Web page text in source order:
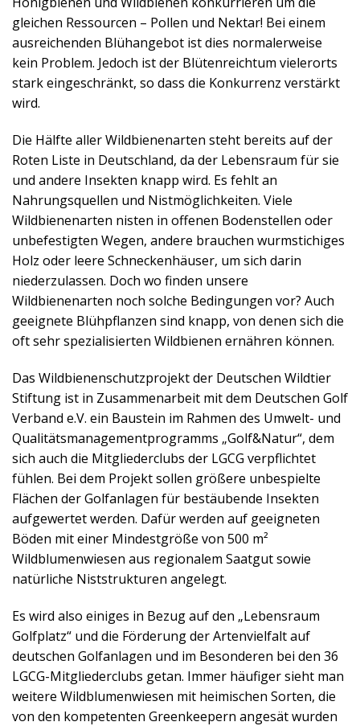
gleichen Ressourcen – Pollen und Nektar! Bei einem
ausreichenden Blühangebot ist dies normalerweise
kein Problem. Jedoch ist der Blütenreichtum vielerorts
stark eingeschränkt, so dass die Konkurrenz verstärkt
wird.
Die Hälfte aller Wildbienenarten steht bereits auf der
Roten Liste in Deutschland, da der Lebensraum für sie
und andere Insekten knapp wird. Es fehlt an
Nahrungsquellen und Nistmöglichkeiten. Viele
Wildbienenarten nisten in offenen Bodenstellen oder
unbefestigten Wegen, andere brauchen wurmstichiges
Holz oder leere Schneckenhäuser, um sich darin
niederzulassen. Doch wo finden unsere
Wildbienenarten noch solche Bedingungen vor? Auch
geeignete Blühpflanzen sind knapp, von denen sich die
oft sehr spezialisierten Wildbienen ernähren können.
Das Wildbienenschutzprojekt der Deutschen Wildtier
Stiftung ist in Zusammenarbeit mit dem Deutschen Golf
Verband e.V. ein Baustein im Rahmen des Umwelt- und
Qualitätsmanagementprogramms „Golf&Natur“, dem
sich auch die Mitgliederclubs der LGCG verpflichtet
fühlen. Bei dem Projekt sollen größere unbespielte
Flächen der Golfanlagen für bestäubende Insekten
aufgewertet werden. Dafür werden auf geeigneten
Böden mit einer Mindestgröße von 500 m²
Wildblumenwiesen aus regionalem Saatgut sowie
natürliche Niststrukturen angelegt.
Es wird also einiges in Bezug auf den „Lebensraum
Golfplatz“ und die Förderung der Artenvielfalt auf
deutschen Golfanlagen und im Besonderen bei den 36
LGCG-Mitgliederclubs getan. Immer häufiger sieht man
weitere Wildblumenwiesen mit heimischen Sorten, die
von den kompetenten Greenkeepern angesät wurden